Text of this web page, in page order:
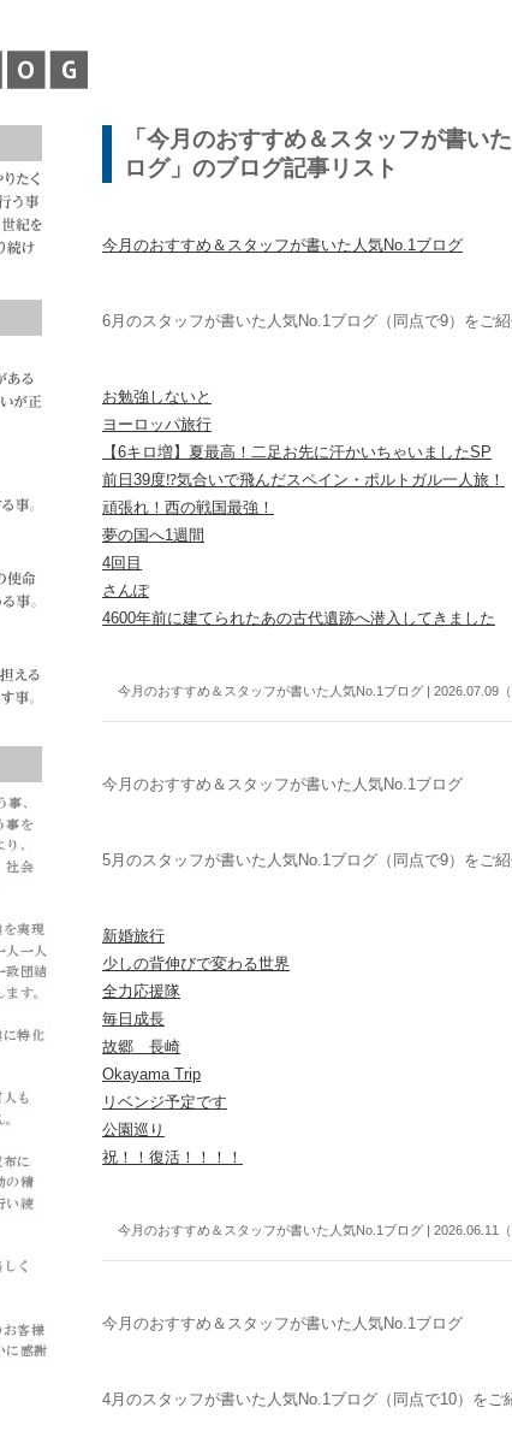
「今月のおすすめ＆スタッフが書い
ログ」のブログ記事リスト
今月のおすすめ＆スタッフが書いた人気No.1ブログ
6月のスタッフが書いた人気No.1ブログ（同点で9）をご紹
お勉強しないと
ヨーロッパ旅行
【6キロ増】夏最高！二足お先に汗かいちゃいましたSP
前日39度⁉気合いで飛んだスペイン・ポルトガル一人旅！
頑張れ！西の戦国最強！
夢の国へ1週間
4回目
さんぽ
4600年前に建てられたあの古代遺跡へ潜入してきました
今月のおすすめ＆スタッフが書いた人気No.1ブログ | 2026.07.09
今月のおすすめ＆スタッフが書いた人気No.1ブログ
5月のスタッフが書いた人気No.1ブログ（同点で9）をご紹
新婚旅行
少しの背伸びで変わる世界
全力応援隊
毎日成長
故郷 長崎
Okayama Trip
リベンジ予定です
公園巡り
祝！！復活！！！！
今月のおすすめ＆スタッフが書いた人気No.1ブログ | 2026.06.11
今月のおすすめ＆スタッフが書いた人気No.1ブログ
4月のスタッフが書いた人気No.1ブログ（同点で10）をご